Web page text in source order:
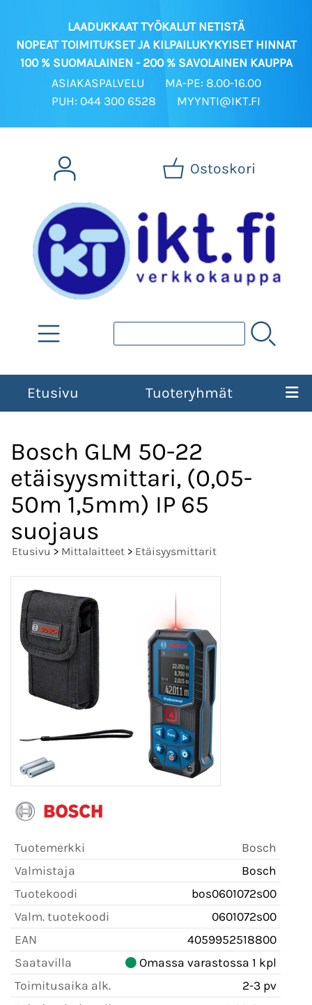
LAADUKKAAT TYÖKALUT NETISTÄ
NOPEAT TOIMITUKSET JA KILPAILUKYKYISET HINNAT
100 % SUOMALAINEN - 200 % SAVOLAINEN KAUPPA
ASIAKASPALVELU
MA-PE: 8.00-16.00
PUH: 044 300 6528
MYYNTI@IKT.FI
Ostoskori
Etusivu Tuoteryhmät
Bosch GLM 50-22
etäisyysmittari, (0,05-
50m 1,5mm) IP 65
suojaus
Etusivu > Mittalaitteet > Etäisyysmittarit
Tuotemerkki
Bosch
Valmistaja
Bosch
Tuotekoodi
bos0601072s00
Valm. tuotekoodi
0601072s00
EAN
4059952518800
Saatavilla
Omassa varastossa 1 kpl
Toimitusaika alk.
2-3 pv